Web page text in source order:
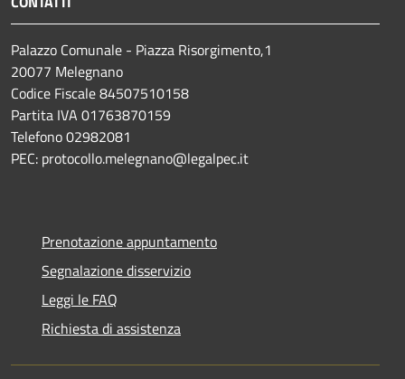
Palazzo Comunale - Piazza Risorgimento,1
20077 Melegnano
Codice Fiscale 84507510158
Partita IVA 01763870159
Telefono 02982081
PEC: protocollo.melegnano@legalpec.it
Prenotazione appuntamento
Segnalazione disservizio
Leggi le FAQ
Richiesta di assistenza